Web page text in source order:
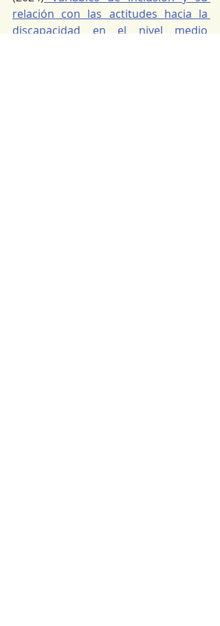
relación con las actitudes hacia la
discapacidad en el nivel medio